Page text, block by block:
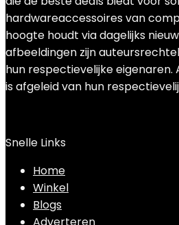
hardwareaccessoires van
hoogte houdt via dagelijks
afbeeldingen zijn
hun respectievelijke eigenaren.
is afgeleid van hun
Snelle Links
Home
Winkel
Blogs